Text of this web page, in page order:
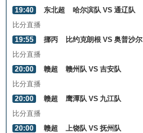
19:40
东北超
哈尔滨队 VS 通辽队
比分直播
19:55
挪丙
比约克朗根 VS 奥普沙尔
比分直播
20:00
赣超
赣州队 VS 吉安队
比分直播
20:00
赣超
鹰潭队 VS 九江队
比分直播
20:00
赣超
上饶队 VS 抚州队